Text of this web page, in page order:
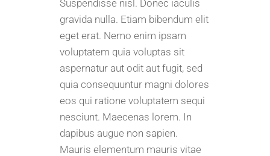
Suspendisse nisl. Donec iaculis
gravida nulla. Etiam bibendum elit
eget erat. Nemo enim ipsam
voluptatem quia voluptas sit
aspernatur aut odit aut fugit, sed
quia consequuntur magni dolores
eos qui ratione voluptatem sequi
nesciunt. Maecenas lorem. In
dapibus augue non sapien.
Mauris elementum mauris vitae